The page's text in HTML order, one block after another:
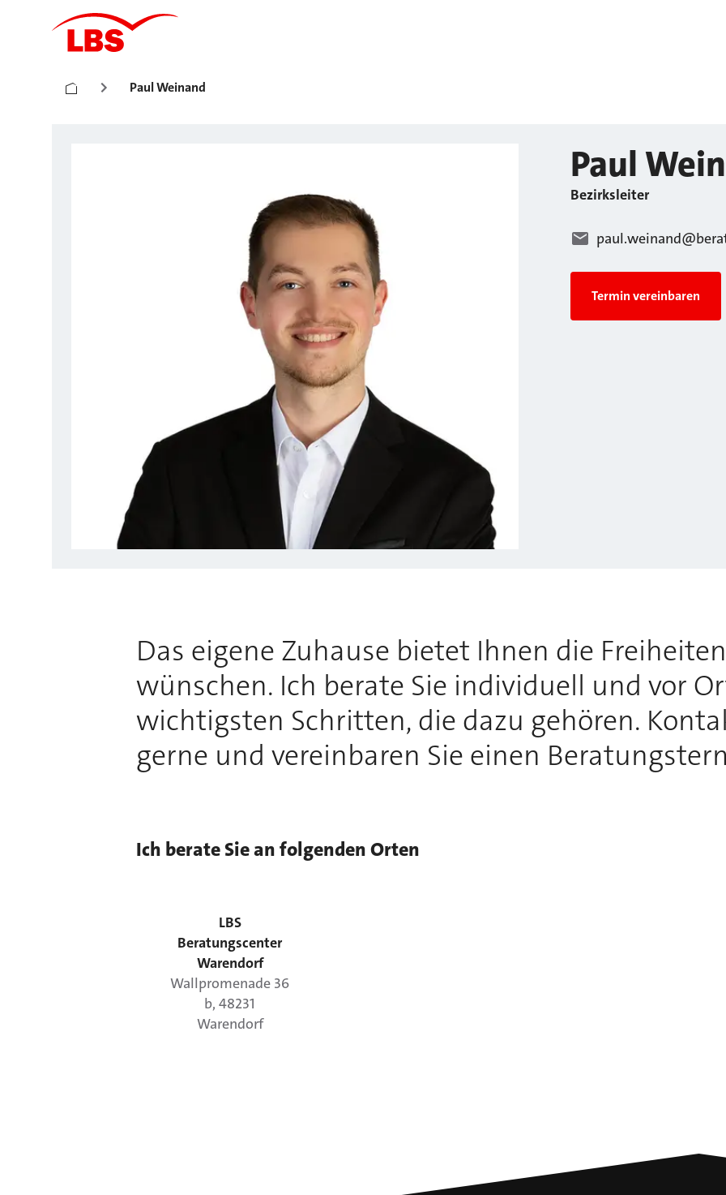
Paul Weinand
Paul
Bezirksleiter
Termin vereinbaren
Das eigene Zuhause bietet Ihnen die
wünschen. Ich berate Sie individuell und vor
wichtigsten Schritten, die dazu gehören.
gerne und vereinbaren Sie einen
Ich berate Sie an folgenden Orten
LBS
Beratungscenter
Warendorf
Wallpromenade 36
b,48231
Warendorf